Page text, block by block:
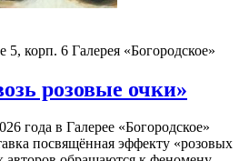
5, корп. 6 Галерея «Богородское»
розовые очки»
года в Галерее «Богородское»
посвящённая эффекту «розовых